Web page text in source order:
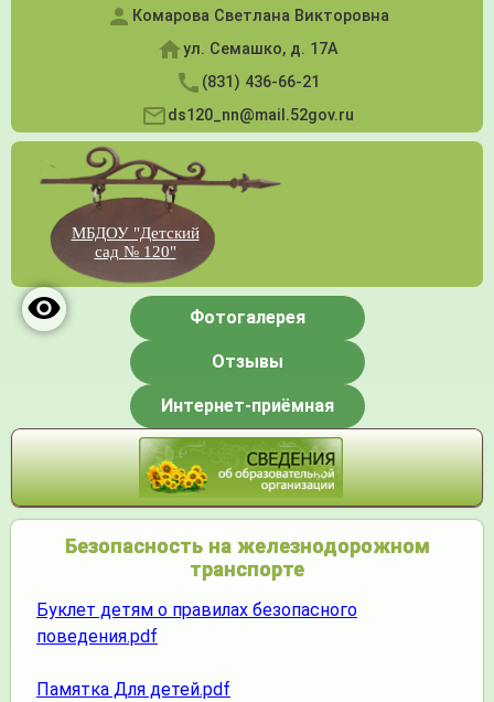
Комарова Светлана Викторовна
ул. Семашко, д. 17А
(831) 436-66-21
ds120_nn@mail.52gov.ru
МБДОУ "Детский
сад № 120"
Фотогалерея
Отзывы
Интернет-приёмная
Меню
Безопасность на железнодорожном
транспорте
Буклет детям о правилах безопасного
поведения.pdf
Памятка Для детей.pdf